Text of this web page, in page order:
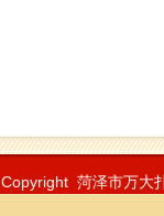
Copyright 菏泽市万大